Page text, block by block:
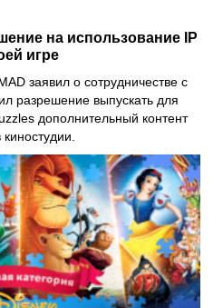
на использование IP
игре
заявил о сотрудничестве с
разрешение выпускать для
дополнительный контент